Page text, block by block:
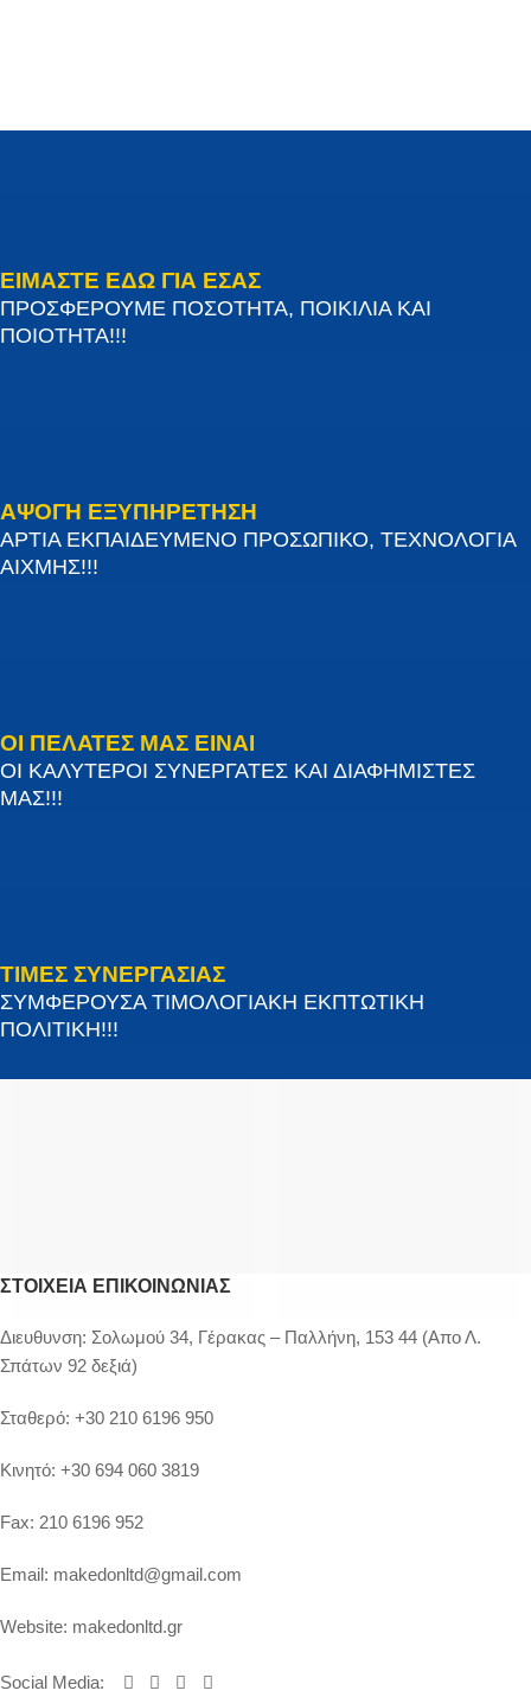
ΕΙΜΑΣΤΕ ΕΔΩ ΓΙΑ ΕΣΑΣ
ΠΡΟΣΦΕΡΟΥΜΕ ΠΟΣΟΤΗΤΑ, ΠΟΙΚΙΛΙΑ ΚΑΙ
ΠΟΙΟΤΗΤΑ!!!
ΑΨΟΓΗ ΕΞΥΠΗΡΕΤΗΣΗ
ΑΡΤΙΑ ΕΚΠΑΙΔΕΥΜΕΝΟ ΠΡΟΣΩΠΙΚΟ, ΤΕΧΝΟΛΟΓΙΑ
ΑΙΧΜΗΣ!!!
ΟΙ ΠΕΛΑΤΕΣ ΜΑΣ ΕΙΝΑΙ
ΟΙ ΚΑΛΥΤΕΡΟΙ ΣΥΝΕΡΓΑΤΕΣ ΚΑΙ ΔΙΑΦΗΜΙΣΤΕΣ
ΜΑΣ!!!
ΤΙΜΕΣ ΣΥΝΕΡΓΑΣΙΑΣ
ΣΥΜΦΕΡΟΥΣΑ ΤΙΜΟΛΟΓΙΑΚΗ ΕΚΠΤΩΤΙΚΗ
ΠΟΛΙΤΙΚΗ!!!
ΣΤΟΙΧΕΊΑ ΕΠΙΚΟΙΝΩΝΊΑΣ
Διευθυνση: Σολωμού 34, Γέρακας – Παλλήνη, 153 44 (Απο Λ.
Σπάτων 92 δεξιά)
Σταθερό: +30 210 6196 950
Κινητό: +30 694 060 3819
Fax: 210 6196 952
Email: makedonltd@gmail.com
Website: makedonltd.gr
Social Media: